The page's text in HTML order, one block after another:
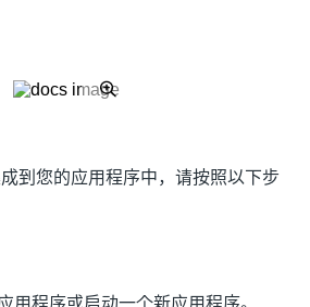
到您的应用程序中，请按照以下步